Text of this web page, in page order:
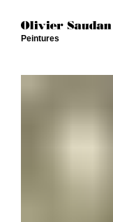
Peintures